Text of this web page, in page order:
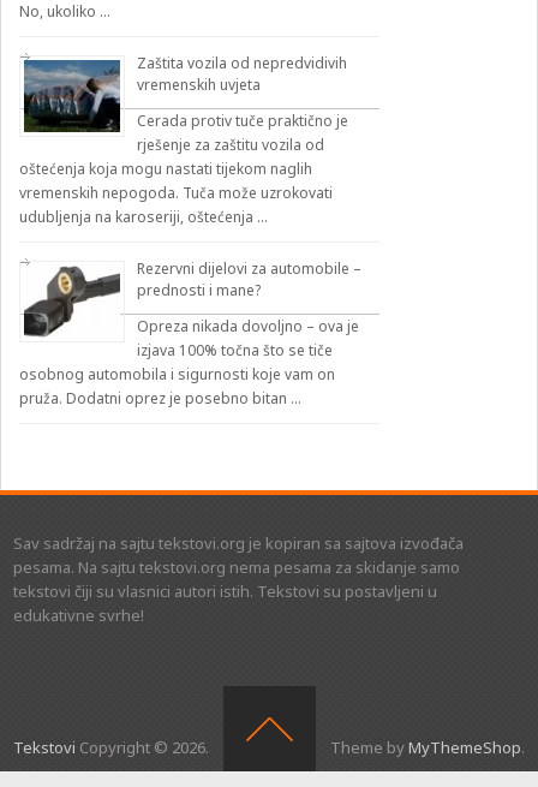
No, ukoliko …
Zaštita vozila od nepredvidivih
vremenskih uvjeta
Cerada protiv tuče praktično je
rješenje za zaštitu vozila od
oštećenja koja mogu nastati tijekom naglih
vremenskih nepogoda. Tuča može uzrokovati
udubljenja na karoseriji, oštećenja …
Rezervni dijelovi za automobile –
prednosti i mane?
Opreza nikada dovoljno – ova je
izjava 100% točna što se tiče
osobnog automobila i sigurnosti koje vam on
pruža. Dodatni oprez je posebno bitan …
Sav sadržaj na sajtu tekstovi.org je kopiran sa sajtova izvođača
pesama. Na sajtu tekstovi.org nema pesama za skidanje samo
tekstovi čiji su vlasnici autori istih. Tekstovi su postavljeni u
edukativne svrhe!
Tekstovi Copyright © 2026. Theme byMyThemeShop.